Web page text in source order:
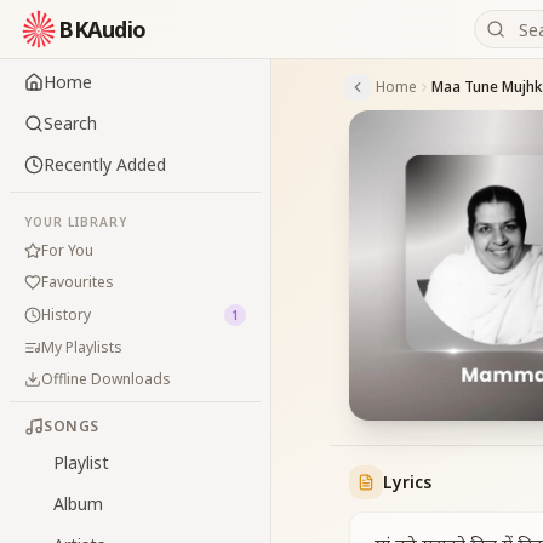
BKAudio
Home
Search
Recently Added
YOUR LIBRARY
For You
Favourites
History
1
My Playlists
Offline Downloads
SONGS
Playlist
Album
Home
Lyrics